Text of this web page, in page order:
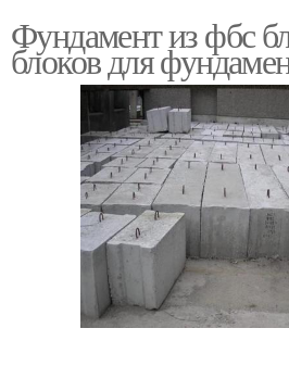
Фундамент из фбс
блоков для